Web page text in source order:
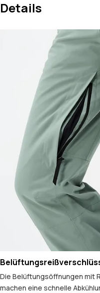
Details
Die Belüftungsöffnungen mit
machen eine schnelle